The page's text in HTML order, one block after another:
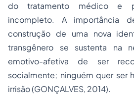
do tratamento médico e
incompleto. A importância
construção de uma nova
transgênero se sustenta na
emotivo-afetiva de ser
socialmente; ninguém quer ser
irrisão (GONÇALVES, 2014).